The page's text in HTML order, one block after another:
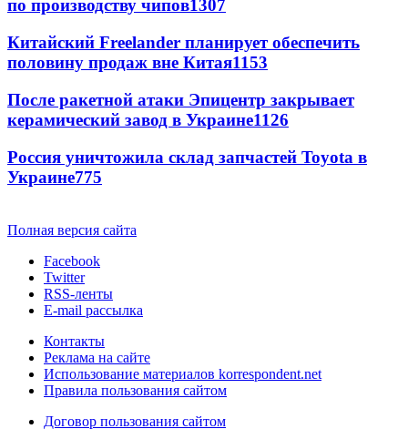
по производству чипов1307
Китайский Freelander планирует обеспечить
половину продаж вне Китая1153
После ракетной атаки Эпицентр закрывает
керамический завод в Украине1126
Россия уничтожила склад запчастей Toyota в
Украине775
Полная версия сайта
Facebook
Twitter
RSS-ленты
E-mail рассылка
Контакты
Реклама на сайте
Использование материалов korrespondent.net
Правила пользования сайтом
Договор пользования сайтом